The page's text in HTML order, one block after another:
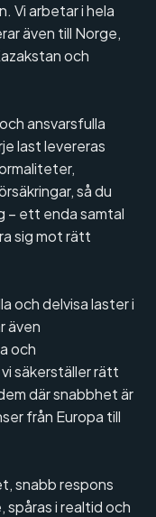
Vi arbetar i hela
även till Norge,
och
ansvarsfulla
last levereras
så du
– ett enda samtal
sig mot rätt
och delvisa laster i
även
och
säkerställer rätt
där snabbhet är
från Europa till
snabb respons
spåras i realtid och